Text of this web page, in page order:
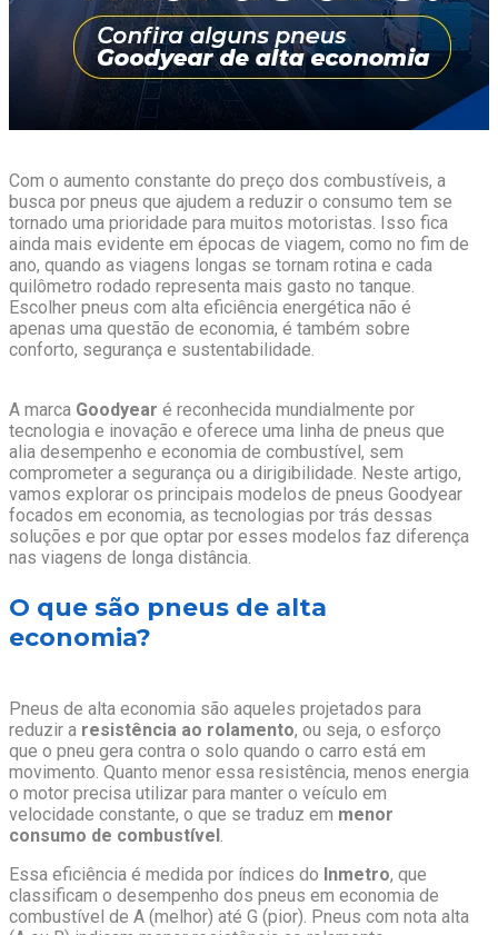
Com o aumento constante do preço dos combustíveis, a
busca por pneus que ajudem a reduzir o consumo tem se
tornado uma prioridade para muitos motoristas. Isso fica
ainda mais evidente em épocas de viagem, como no fim de
ano, quando as viagens longas se tornam rotina e cada
quilômetro rodado representa mais gasto no tanque.
Escolher pneus com alta eficiência energética não é
apenas uma questão de economia, é também sobre
conforto, segurança e sustentabilidade.
A marca Goodyear é reconhecida mundialmente por
tecnologia e inovação e oferece uma linha de pneus que
alia desempenho e economia de combustível, sem
comprometer a segurança ou a dirigibilidade. Neste artigo,
vamos explorar os principais modelos de pneus Goodyear
focados em economia, as tecnologias por trás dessas
soluções e por que optar por esses modelos faz diferença
nas viagens de longa distância.
O que são pneus de alta
economia?
Pneus de alta economia são aqueles projetados para
reduzir a resistência ao rolamento, ou seja, o esforço
que o pneu gera contra o solo quando o carro está em
movimento. Quanto menor essa resistência, menos energia
o motor precisa utilizar para manter o veículo em
velocidade constante, o que se traduz em menor
consumo de combustível.
Essa eficiência é medida por índices do Inmetro, que
classificam o desempenho dos pneus em economia de
combustível de A (melhor) até G (pior). Pneus com nota alta